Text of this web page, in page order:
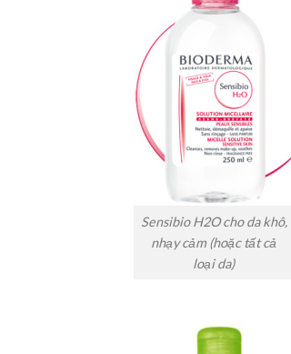
Sensibio H2O cho da khô,
nhạy cảm (hoặc tất cả
loại da)